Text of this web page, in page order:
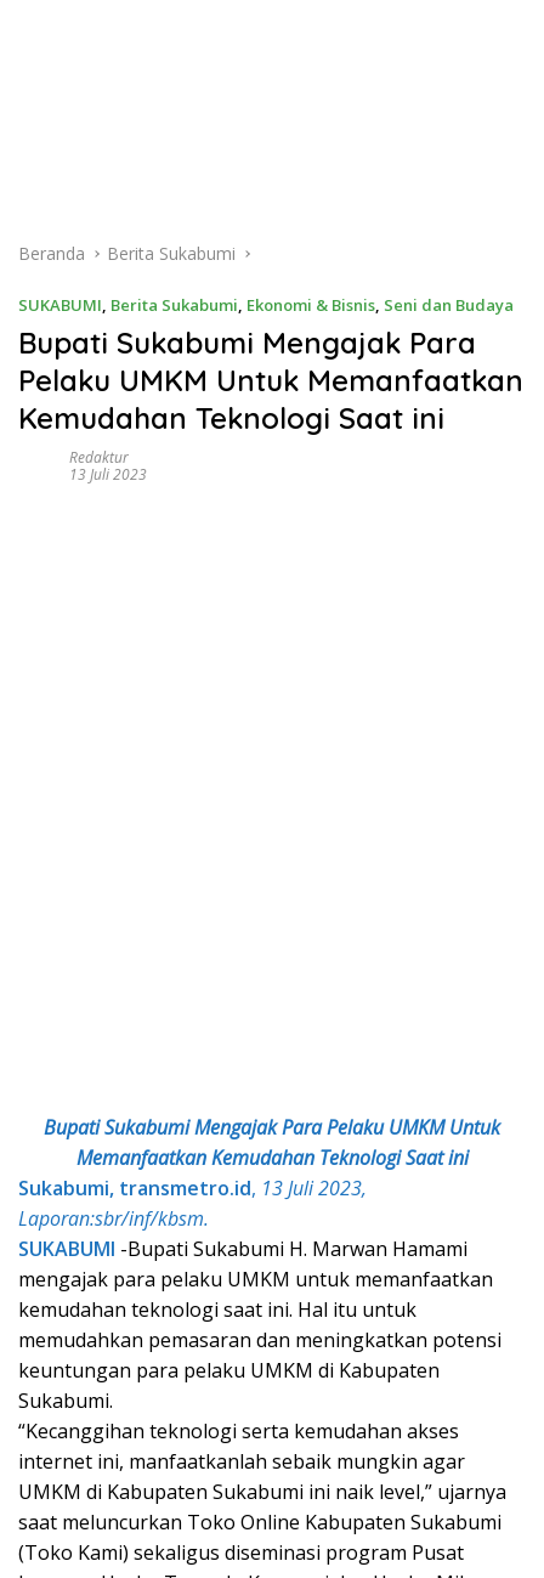
Beranda Berita Sukabumi
SUKABUMI, Berita Sukabumi, Ekonomi & Bisnis, Seni dan Budaya
Bupati Sukabumi Mengajak Para
Pelaku UMKM Untuk Memanfaatkan
Kemudahan Teknologi Saat ini
Redaktur
13 Juli 2023
Bupati Sukabumi Mengajak Para Pelaku UMKM Untuk
Memanfaatkan Kemudahan Teknologi Saat ini
Sukabumi, transmetro.id, 13 Juli 2023,
Laporan:sbr/inf/kbsm.
SUKABUMI -Bupati Sukabumi H. Marwan Hamami
mengajak para pelaku UMKM untuk memanfaatkan
kemudahan teknologi saat ini. Hal itu untuk
memudahkan pemasaran dan meningkatkan potensi
keuntungan para pelaku UMKM di Kabupaten
Sukabumi.
“Kecanggihan teknologi serta kemudahan akses
internet ini, manfaatkanlah sebaik mungkin agar
UMKM di Kabupaten Sukabumi ini naik level,” ujarnya
saat meluncurkan Toko Online Kabupaten Sukabumi
(Toko Kami) sekaligus diseminasi program Pusat